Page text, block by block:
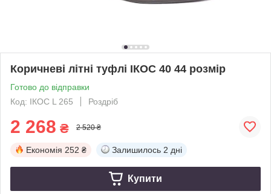
Коричневі літні туфлі ІКОС 40 44 розмір
Готово до відправки
Код: ІКОС L 265
Роздріб
2 268 ₴ 2 520 ₴
Економія 252 ₴ Залишилось 2 дні
Купити